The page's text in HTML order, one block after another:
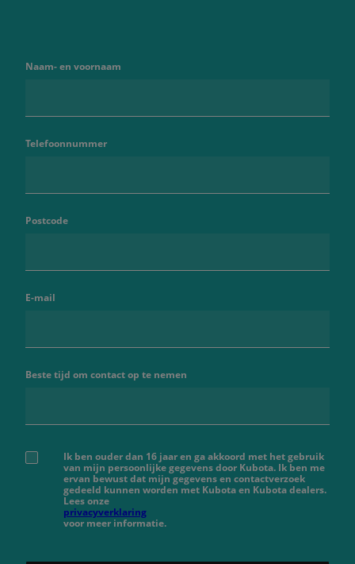
Naam- en voornaam
Telefoonnummer
Postcode
E-mail
Beste tijd om contact op te nemen
Ik ben ouder dan 16 jaar en ga akkoord met het gebruik
van mijn persoonlijke gegevens door Kubota. Ik ben me
ervan bewust dat mijn gegevens en contactverzoek
gedeeld kunnen worden met Kubota en Kubota dealers.
Lees onze
privacyverklaring
voor meer informatie.